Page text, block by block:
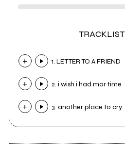
TRACKLIST
1. LETTER TO A FRIEND
2. i wish i had mor time
3. another place to cry